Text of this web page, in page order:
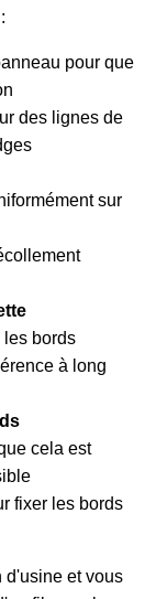
pour que
des lignes de
sur
les bords
à long
cela est
fixer les bords
d'usine et vous